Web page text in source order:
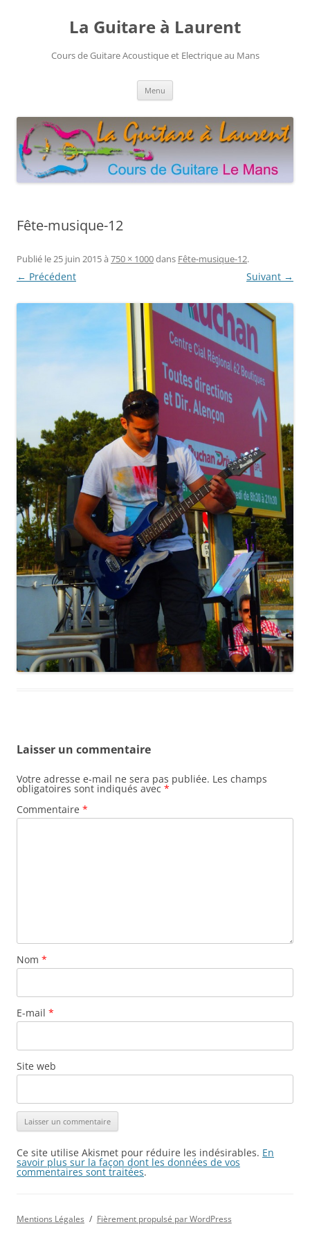
La Guitare à Laurent
Cours de Guitare Acoustique et Electrique au Mans
Menu
Fête-musique-12
Publié le25 juin 2015à 750 × 1000dans Fête-musique-12.
← Précédent Suivant →
Laisser un commentaire
Votre adresse e-mail ne sera pas publiée. Les champs
obligatoires sont indiqués avec *
Commentaire *
Nom *
E-mail *
Site web
Ce site utilise Akismet pour réduire les indésirables. En
savoir plus sur la façon dont les données de vos
commentaires sont traitées.
Mentions Légales Fièrement propulsé par WordPress